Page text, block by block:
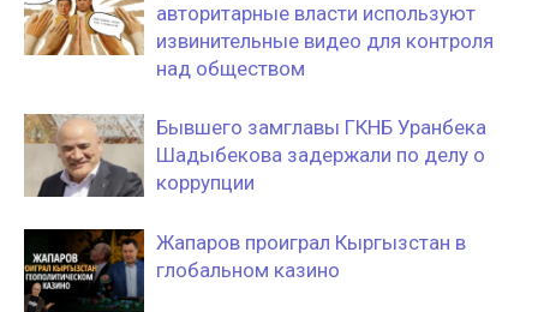
авторитарные власти используют
извинительные видео для контроля
над обществом
Бывшего замглавы ГКНБ Уранбека
Шадыбекова задержали по делу о
коррупции
Жапаров проиграл Кыргызстан в
глобальном казино